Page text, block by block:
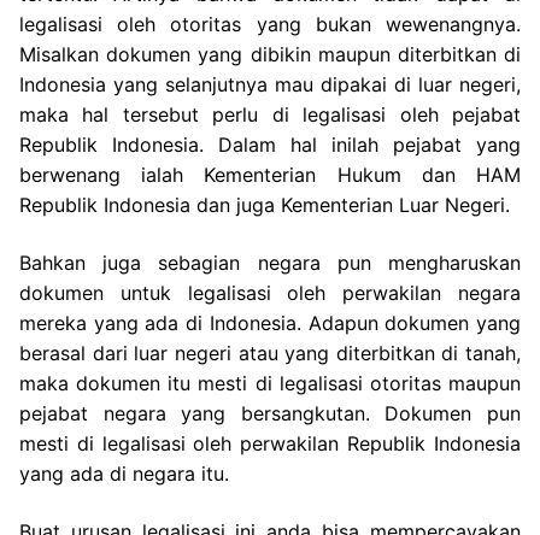
legalisasi oleh otoritas yang bukan wewenangnya.
Misalkan dokumen yang dibikin maupun diterbitkan di
Indonesia yang selanjutnya mau dipakai di luar negeri,
maka hal tersebut perlu di legalisasi oleh pejabat
Republik Indonesia. Dalam hal inilah pejabat yang
berwenang ialah Kementerian Hukum dan HAM
Republik Indonesia dan juga Kementerian Luar Negeri.
Bahkan juga sebagian negara pun mengharuskan
dokumen untuk legalisasi oleh perwakilan negara
mereka yang ada di Indonesia. Adapun dokumen yang
berasal dari luar negeri atau yang diterbitkan di tanah,
maka dokumen itu mesti di legalisasi otoritas maupun
pejabat negara yang bersangkutan. Dokumen pun
mesti di legalisasi oleh perwakilan Republik Indonesia
yang ada di negara itu.